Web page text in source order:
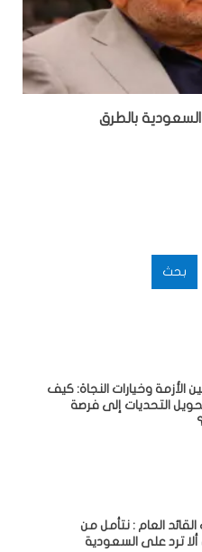
بالطرق
بحث
الأزمة وخيارات النجاة: كيف
التحديات إلى فرصة
العام : نتأمل من
ألا ترد على السعودية